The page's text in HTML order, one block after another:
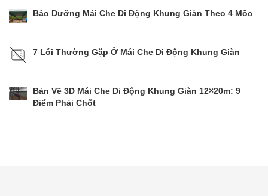
Bảo Dưỡng Mái Che Di Động Khung Giàn Theo 4 Mốc
7 Lỗi Thường Gặp Ở Mái Che Di Động Khung Giàn
Bản Vẽ 3D Mái Che Di Động Khung Giàn 12×20m: 9
Điểm Phải Chốt